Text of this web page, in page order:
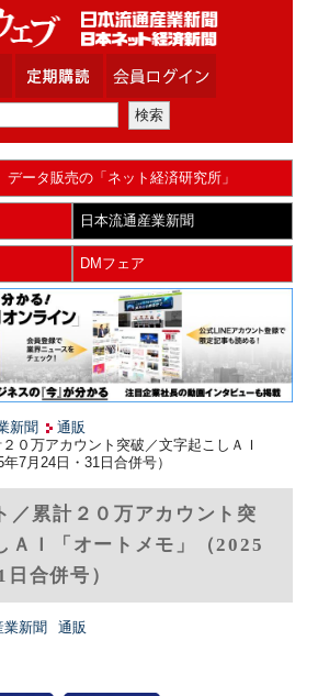
データ販売の「ネット経済研究所」
日本流通産業新聞
DMフェア
新聞
通販
０万アカウント突破／文字起こしＡＩ
7月24日・31日合併号）
／累計２０万アカウント突
ＡＩ「オートメモ」（2025
合併号）
業新聞
通販